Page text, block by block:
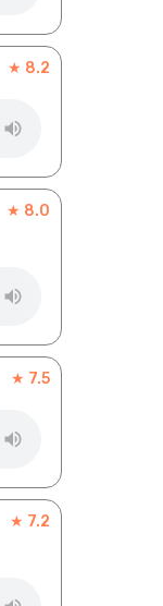
★ 8.2
★ 8.0
★ 7.5
★ 7.2